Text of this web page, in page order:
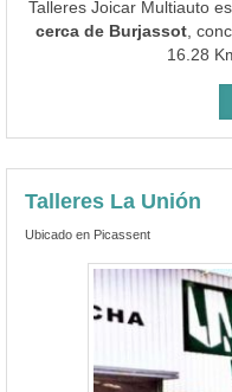
Talleres Joicar Multiauto
cerca de Burjassot ,
16.28
Talleres La Unión
Ubicado en Picassent